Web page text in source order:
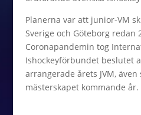
Planerna var att junior-VM
Sverige och Göteborg redan
Coronapandemin tog
Ishockeyförbundet beslutet
arrangerade årets JVM,
mästerskapet kommande år.